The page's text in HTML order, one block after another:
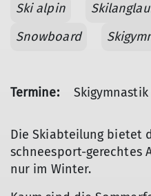
Ski alpin
Snowboard
Termine: Skigymnastik
Die Skiabteilung bietet
schneesport-gerechtes
nur im Winter.